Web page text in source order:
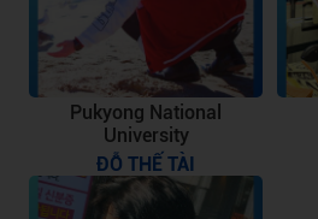
Pukyong National
University
ĐỖ THẾ TÀI